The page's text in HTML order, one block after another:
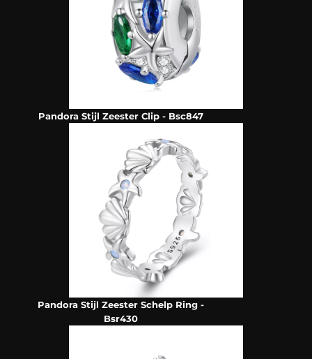
Pandora Stijl Zeester Clip - Bsc847
Pandora Stijl Zeester Schelp Ring -
Bsr430